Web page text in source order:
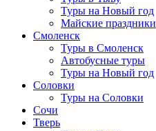
Туры на Новый год
Майские праздники
Смоленск
Туры в Смоленск
Автобусные туры
Туры на Новый год
Соловки
Туры на Соловки
Сочи
Тверь